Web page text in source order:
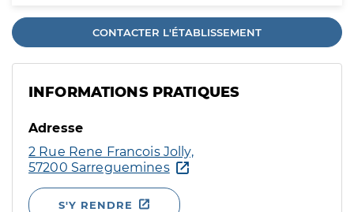
CONTACTER L'ÉTABLISSEMENT
INFORMATIONS PRATIQUES
Adresse
2 Rue Rene Francois Jolly,
57200 Sarreguemines
S'Y RENDRE